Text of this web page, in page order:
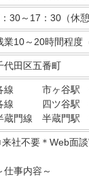
30～17：30（休
業10～20時間程度
代田区五番町
線 市ヶ谷駅
線 四ツ谷駅
蔵門線 半蔵門駅
社不要＊Web面
仕事内容～